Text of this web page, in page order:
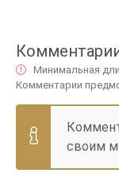
Минимальная
Комментарии
своим